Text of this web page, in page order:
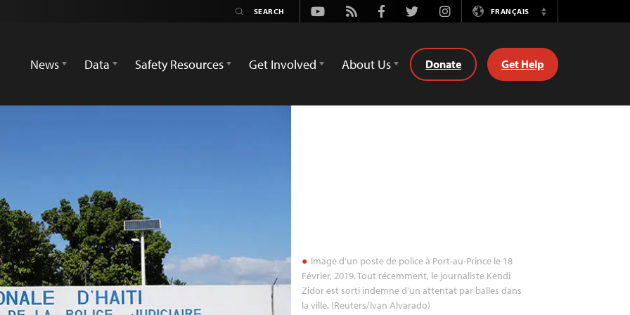
Youtube
Rss FacebookTwitterInstagramFRANÇAIS
Switch
News
Data Safety Resources Get Involved About Us Donate Get Help
Image d'un poste de police à Port-au-Prince le 18
Février, 2019. Tout récemment, le journaliste Kendi
Zidor est sorti indemne d'un attentat par balles dans
la ville. (Reuters/Ivan Alvarado)